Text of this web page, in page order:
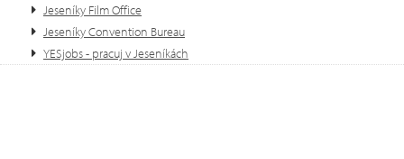
Jeseníky Film Office
Jeseníky Convention Bureau
YESjobs - pracuj v Jeseníkách